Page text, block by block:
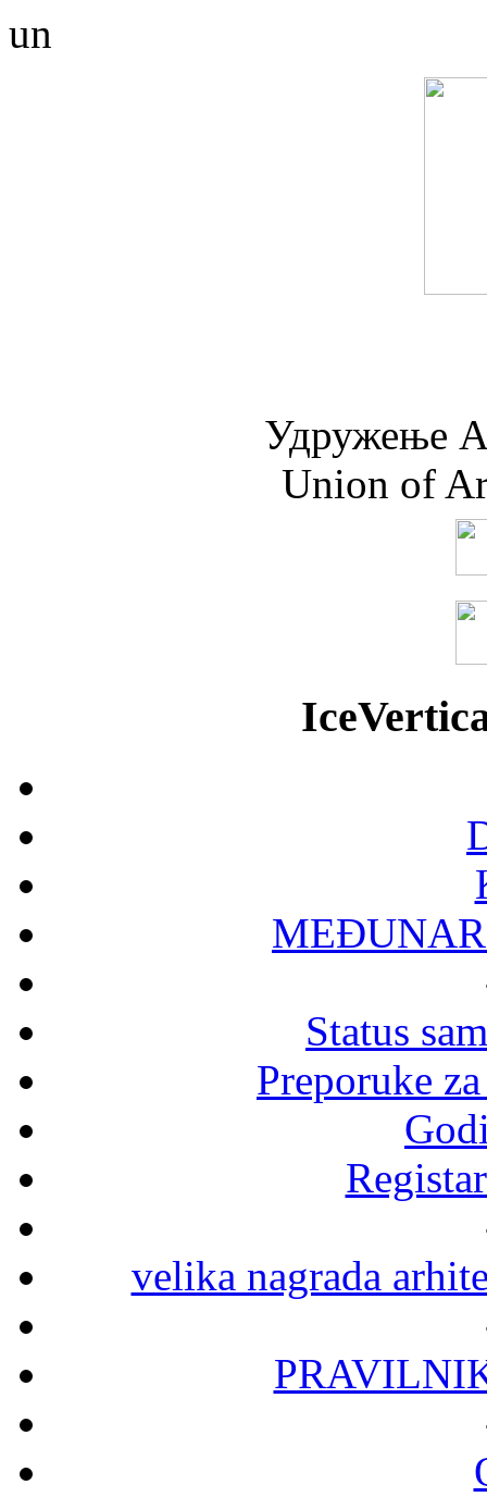
un
Удружењe
Union of
Status
Preporuke
velika nagrada